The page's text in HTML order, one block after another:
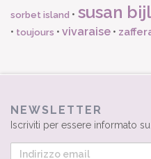
sorbet island • susan bijl
• toujours • vivaraise •
NEWSLETTER
Iscriviti per essere informato